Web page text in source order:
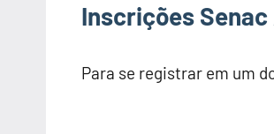
Inscrições
Para se registrar em um